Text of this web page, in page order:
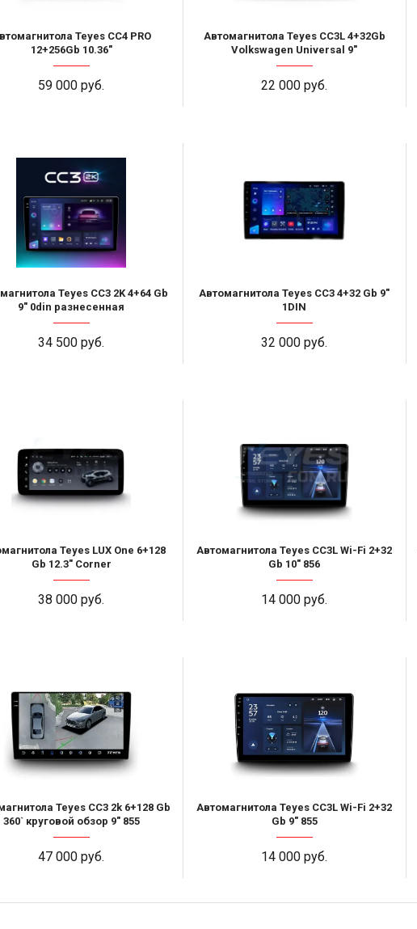
Teyes CC4 PRO
12+256Gb 10.36"
59 000 руб.
Автомагнитола Teyes CC3L 4+32Gb
Volkswagen Universal 9"
22 000 руб.
Teyes CC3 2K 4+64 Gb
9" 0din разнесенная
34 500 руб.
Автомагнитола Teyes CC3 4+32 Gb 9"
1DIN
32 000 руб.
Teyes LUX One 6+128
Gb 12.3" Corner
38 000 руб.
Автомагнитола Teyes CC3L Wi-Fi 2+32
Gb 10" 856
14 000 руб.
Teyes CC3 2k 6+128 Gb
360` круговой обзор 9" 855
47 000 руб.
Автомагнитола Teyes CC3L Wi-Fi 2+32
Gb 9" 855
14 000 руб.